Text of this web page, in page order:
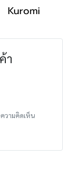
Kuromi
า
วามคิดเห็น